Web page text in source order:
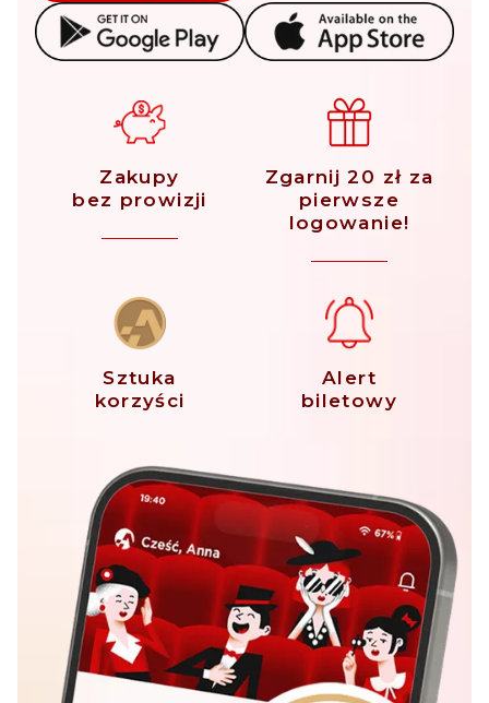
Zakupy
bez prowizji
Zgarnij 20 zł za
pierwsze
logowanie!
Sztuka
korzyści
Alert
biletowy